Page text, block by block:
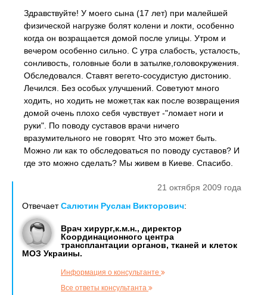
Здравствуйте! У моего сына (17 лет) при малейшей
физической нагрузке болят колени и локти, особенно
когда он возращается домой после улицы. Утром и
вечером особенно сильно. С утра слабость, усталость,
сонливость, головные боли в затылке,головокружения.
Обследовался. Ставят вегето-сосудистую дистонию.
Лечился. Без особых улучшений. Советуют много
ходить, но ходить не может,так как после возвращения
домой очень плохо себя чувствует -"ломает ноги и
руки". По поводу суставов врачи ничего
вразумительного не говорят. Что это может быть.
Можно ли как то обследоваться по поводу суставов? И
где это можно сделать? Мы живем в Киеве. Спасибо.
21 октября 2009 года
ОтвечаетСалютин Руслан Викторович:
Врач хирург,к.м.н., директор
Координационного центра
трансплантации органов, тканей и клеток
МОЗ Украины.
Информация о консультанте
Все ответы консультанта